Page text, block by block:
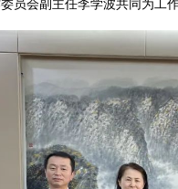
员会副主任李学波共同为工